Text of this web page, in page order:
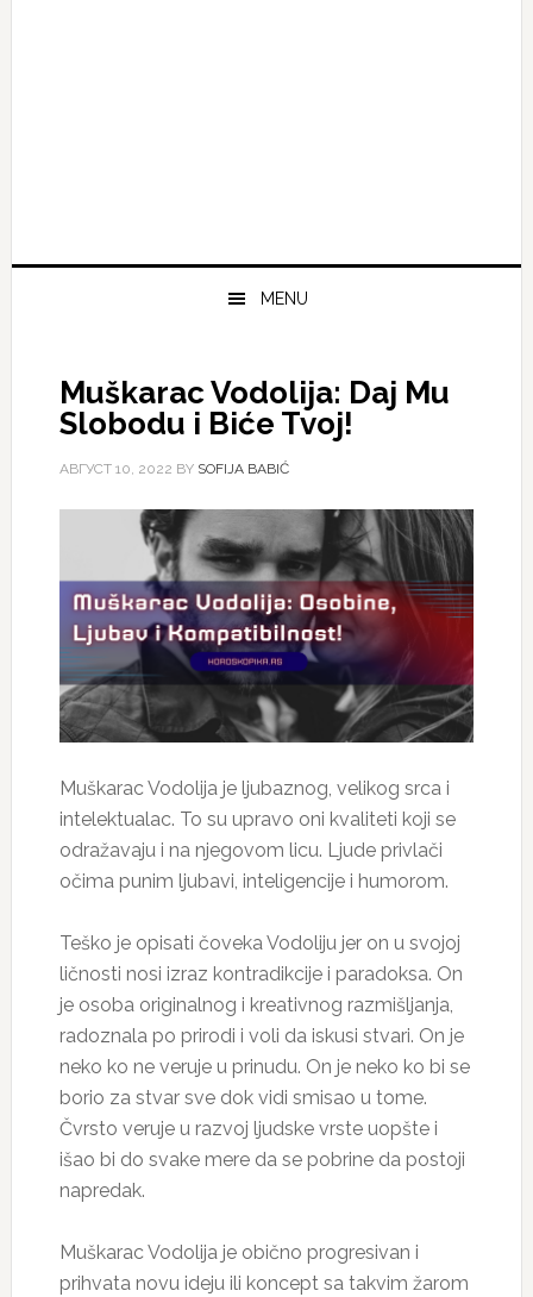
MENU
Muškarac Vodolija: Daj Mu
Slobodu i Biće Tvoj!
АВГУСТ 10, 2022 BY SOFIJA BABIĆ
Muškarac Vodolija je ljubaznog, velikog srca i
intelektualac. To su upravo oni kvaliteti koji se
odražavaju i na njegovom licu. Ljude privlači
očima punim ljubavi, inteligencije i humorom.
Teško je opisati čoveka Vodoliju jer on u svojoj
ličnosti nosi izraz kontradikcije i paradoksa. On
je osoba originalnog i kreativnog razmišljanja,
radoznala po prirodi i voli da iskusi stvari. On je
neko ko ne veruje u prinudu. On je neko ko bi se
borio za stvar sve dok vidi smisao u tome.
Čvrsto veruje u razvoj ljudske vrste uopšte i
išao bi do svake mere da se pobrine da postoji
napredak.
Muškarac Vodolija je obično progresivan i
prihvata novu ideju ili koncept sa takvim žarom